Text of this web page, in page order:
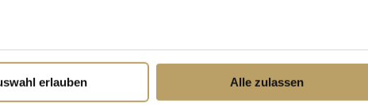
erlauben Alle zulassen